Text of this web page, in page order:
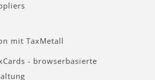
mit TaxMetall
- browserbasierte